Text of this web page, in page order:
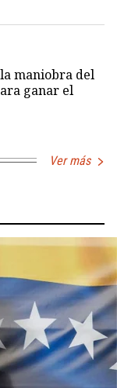
maniobra del
ganar el
Ver más